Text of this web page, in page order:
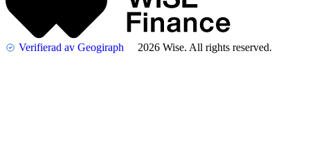
Verifierad av Geogiraph 2026 Wise. All rights reserved.